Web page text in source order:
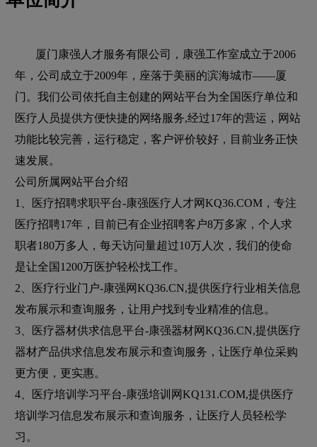
厦门康强人才服务有限公司，康强工作室成立于2006
年，公司成立于2009年，座落于美丽的滨海城市——厦
门。我们公司依托自主创建的网站平台为全国医疗单位和
医疗人员提供方便快捷的网络服务,经过17年的营运，网站
功能比较完善，运行稳定，客户评价较好，目前业务正快
速发展。
公司所属网站平台介绍
1、医疗招聘求职平台-康强医疗人才网KQ36.COM，专注
医疗招聘17年，目前已有企业招聘客户8万多家，个人求
职者180万多人，每天访问量超过10万人次，我们的使命
是让全国1200万医护轻松找工作。
2、医疗行业门户-康强网KQ36.CN,提供医疗行业相关信息
发布展示和查询服务，让用户找到专业精准的信息。
3、医疗器材供求信息平台-康强器材网KQ36.CN,提供医疗
器材产品供求信息发布展示和查询服务，让医疗单位采购
更方便，更实惠。
4、医疗培训学习平台-康强培训网KQ131.COM,提供医疗
培训学习信息发布展示和查询服务，让医疗人员轻松学
习。